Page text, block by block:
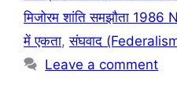
मिजोरम शांति समझौता 1986
में एकता,संघवाद
Leave a comment